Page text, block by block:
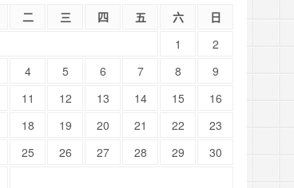
二 三 四 五 六
日
1
2
4 5 6 7 8
9
11 12 13 14 15
16
18 19 20 21 22
23
25 26 27 28 29
30